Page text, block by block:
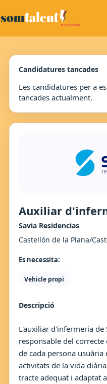
Candidatures tancades
Les candidatures per a
tancades actualment.
Auxiliar
Savia Residencias
Castellón de la Plana/
Es necessita:
Vehicle propi
Descripció
L'auxiliar d'infermeria de
responsable del
de cada persona
activitats de la vida
tracte adequat i adaptat